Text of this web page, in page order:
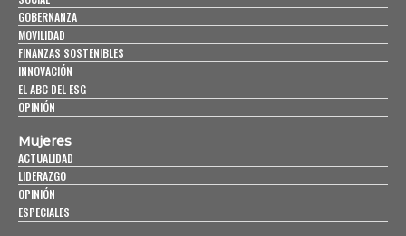
GOBERNANZA
MOVILIDAD
FINANZAS SOSTENIBLES
INNOVACIÓN
EL ABC DEL ESG
OPINIÓN
Mujeres
ACTUALIDAD
LIDERAZGO
OPINIÓN
ESPECIALES